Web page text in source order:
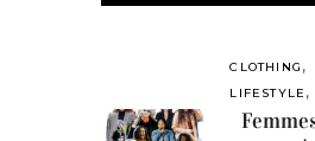
CLOTHING ,
LIFESTYLE ,